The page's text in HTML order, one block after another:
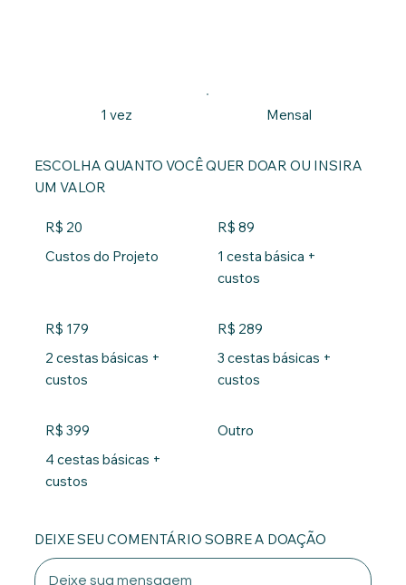
1 vez Mensal
ESCOLHA QUANTO VOCÊ QUER DOAR OU INSIRA
UM VALOR
Custos do Projeto
R$ 20
1 cesta básica +
custos
R$ 89
2 cestas básicas +
custos
R$ 179
3 cestas básicas +
custos
R$ 289
4 cestas básicas +
custos
R$ 399 Outro
DEIXE SEU COMENTÁRIO SOBRE A DOAÇÃO